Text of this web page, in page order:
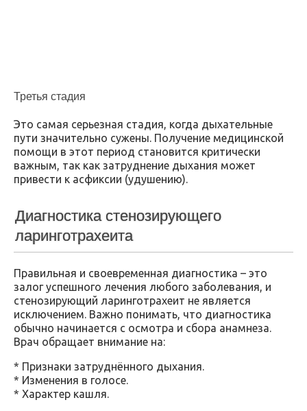
Третья стадия
Это самая серьезная стадия, когда дыхательные
пути значительно сужены. Получение медицинской
помощи в этот период становится критически
важным, так как затруднение дыхания может
привести к асфиксии (удушению).
Диагностика стенозирующего
ларинготрахеита
Правильная и своевременная диагностика – это
залог успешного лечения любого заболевания, и
стенозирующий ларинготрахеит не является
исключением. Важно понимать, что диагностика
обычно начинается с осмотра и сбора анамнеза.
Врач обращает внимание на:
* Признаки затруднённого дыхания.
* Изменения в голосе.
* Характер кашля.